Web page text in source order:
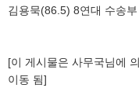
김용묵(86.5) 8연대 수송
[이 게시물은 사무국님에
이동 됨]